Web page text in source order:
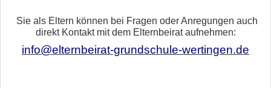
Sie als Eltern können bei Fragen oder Anregungen auch
direkt Kontakt mit dem Elternbeirat aufnehmen:
info@elternbeirat-grundschule-wertingen.de